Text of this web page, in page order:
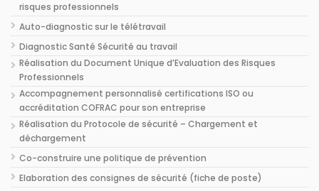
risques professionnels
Auto-diagnostic sur le télétravail
Diagnostic Santé Sécurité au travail
Réalisation du Document Unique d’Evaluation des Risques
Professionnels
Accompagnement personnalisé certifications ISO ou
accréditation COFRAC pour son entreprise
Réalisation du Protocole de sécurité – Chargement et
déchargement
Co-construire une politique de prévention
Elaboration des consignes de sécurité (fiche de poste)